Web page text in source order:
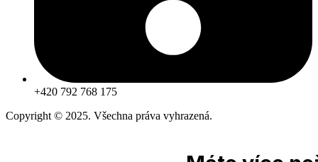
+420 792 768 175
Copyright © 2025. Všechna práva vyhrazená.